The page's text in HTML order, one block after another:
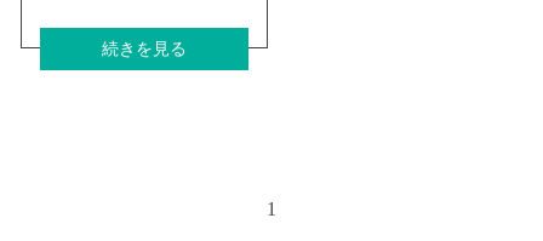
続きを見る
1